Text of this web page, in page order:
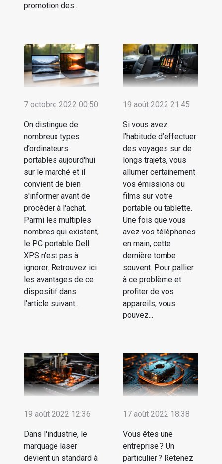
promotion des...
7 octobre 2022 00:50
On distingue de
nombreux types
d’ordinateurs
portables aujourd'hui
sur le marché et il
convient de bien
s'informer avant de
procéder à l'achat.
Parmi les multiples
nombres qui existent,
le PC portable Dell
XPS n'est pas à
ignorer. Retrouvez ici
les avantages de ce
dispositif dans
l'article suivant...
19 août 2022 21:45
Si vous avez
l’habitude d’effectuer
des voyages sur de
longs trajets, vous
allumer certainement
vos émissions ou
films sur votre
portable ou tablette.
Une fois que vous
avez vos téléphones
en main, cette
dernière tombe
souvent. Pour pallier
à ce problème et
profiter de vos
appareils, vous
pouvez...
19 août 2022 12:36
Dans l'industrie, le
marquage laser
devient un standard à
17 août 2022 18:38
Vous êtes une
entreprise ? Un
particulier ? Retenez